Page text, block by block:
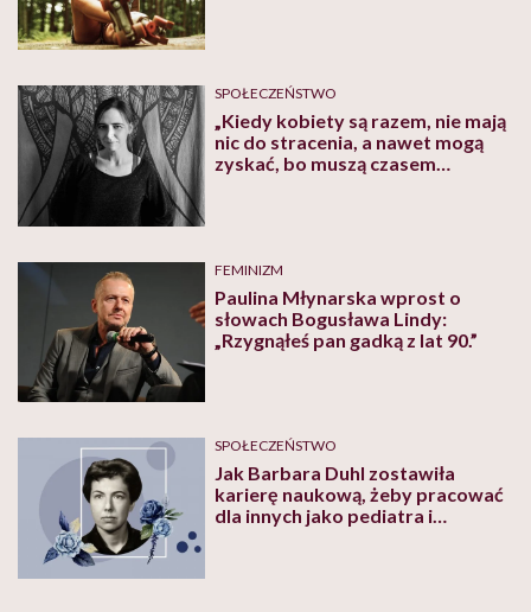
SPOŁECZEŃSTWO
„Kiedy kobiety są razem, nie mają
nic do stracenia, a nawet mogą
zyskać, bo muszą czasem
Owczych opowiada Urszula
Chylaszek
FEMINIZM
Paulina Młynarska wprost o
słowach Bogusława Lindy:
„Rzygnąłeś pan gadką z lat 90.”
SPOŁECZEŃSTWO
Jak Barbara Duhl zostawiła
karierę naukową, żeby pracować
dla innych jako pediatra i